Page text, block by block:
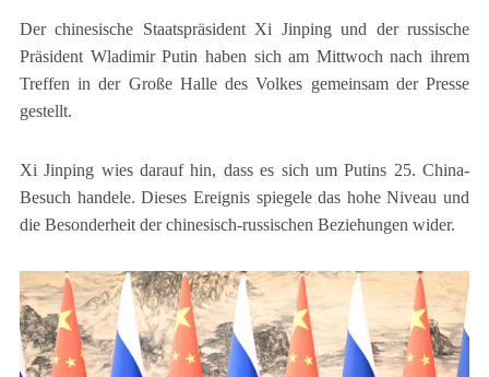
Der chinesische Staatspräsident Xi Jinping und der russische
Präsident Wladimir Putin haben sich am Mittwoch nach ihrem
Treffen in der Große Halle des Volkes gemeinsam der Presse
gestellt.
Xi Jinping wies darauf hin, dass es sich um Putins 25. China-
Besuch handele. Dieses Ereignis spiegele das hohe Niveau und
die Besonderheit der chinesisch-russischen Beziehungen wider.